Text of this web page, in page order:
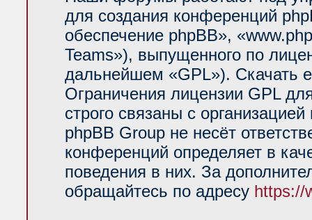
для создания конференций
обеспечение phpBB»,
Teams»), выпущенного по
дальнейшем «GPL»). Скачать
Ограничения лицензии GPL
строго связаны с
phpBB Group не несёт
конференций определяет в
поведения в них. За
обращайтесь по адресу https://